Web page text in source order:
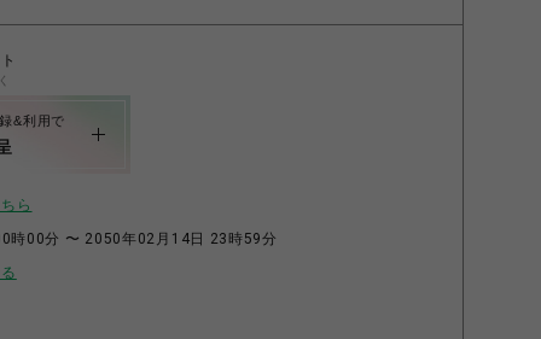
&利用で
ら
時00分 〜 2050年02月14日 23時59分